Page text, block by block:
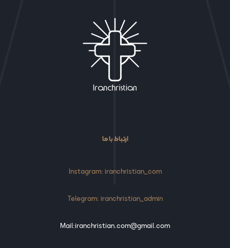
ارتباط با ما
Instagram: iranchristian_com
Telegram: iranchristian_admin
Mail:iranchristian.com@gmail.com